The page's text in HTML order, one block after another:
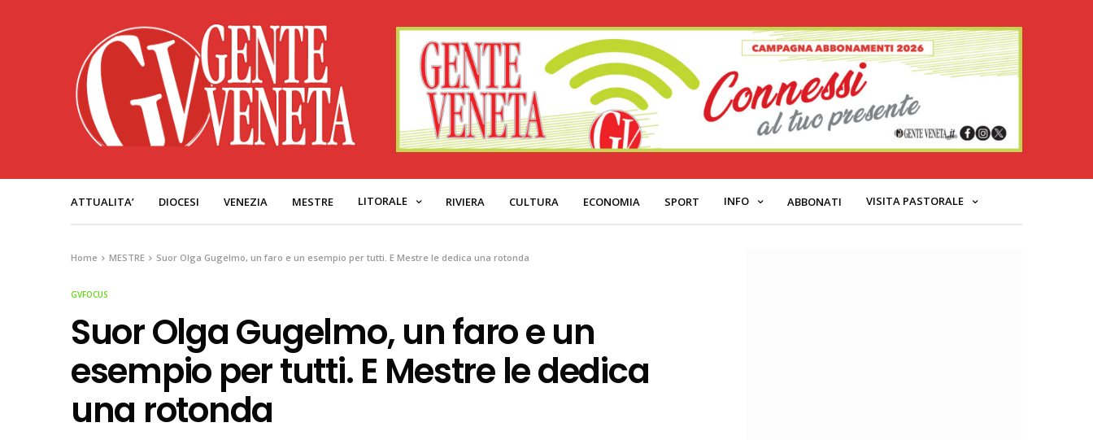
ATTUALITA’ DIOCESI VENEZIA MESTRE LITORALE RIVIERA CULTURA ECONOMIA SPORT INFO ABBONATI VISITA PASTORALE
Home MESTRE Suor Olga Gugelmo, un faro e un esempio per tutti. E Mestre le dedica una rotonda
GVFOCUS
Suor Olga Gugelmo, un faro e un
esempio per tutti. E Mestre le dedica
una rotonda